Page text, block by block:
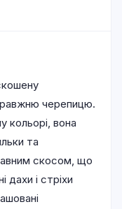
черепицю.
кольорі, вона
та
скосом, що
дахи і стріхи